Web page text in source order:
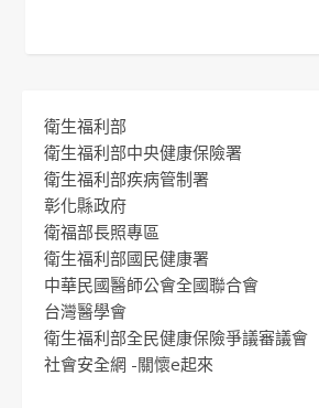
衛生福利部
衛生福利部中央健康保險署
衛生福利部疾病管制署
彰化縣政府
衛福部長照專區
衛生福利部國民健康署
中華民國醫師公會全國聯合會
台灣醫學會
衛生福利部全民健康保險爭議審議會
社會安全網 -關懷e起來